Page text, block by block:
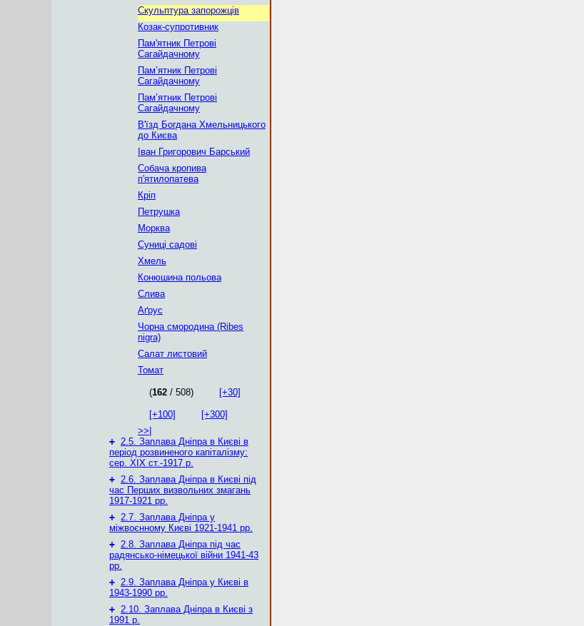
Скульптура запорожців
Козак-супротивник
Пам'ятник Петрові
Сагайдачному
Пам’ятник Петрові
Сагайдачному
Пам’ятник Петрові
Сагайдачному
В'їзд Богдана Хмельницького
до Києва
Іван Григорович Барський
Собача кропива
п'ятилопатева
Кріп
Петрушка
Морква
Суниці садові
Хмель
Конюшина польова
Слива
Аґрус
Чорна смородина (Ribes
nigra)
Салат листовий
Томат
(162 / 508) [+30]
[+100]
[+300]
>>|
+ 2.5. Заплава Дніпра в Києві в
період розвиненого капіталізму:
сер. ХІХ ст.-1917 р.
+ 2.6. Заплава Дніпра в Києві під
час Перших визвольних змагань
1917-1921 рр.
+ 2.7. Заплава Дніпра у
міжвоєнному Києві 1921-1941 рр.
+ 2.8. Заплава Дніпра під час
радянсько-німецької війни 1941-43
рр.
+ 2.9. Заплава Дніпра у Києві в
1943-1990 рр.
+ 2.10. Заплава Дніпра в Києві з
1991 р.